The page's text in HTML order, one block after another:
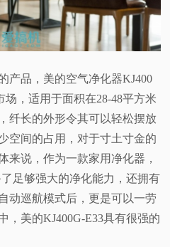
产品，美的空气净化器KJ400
场，适用于面积在28-48平方米
纤长的外形令其可以轻松摆放
空间的占用，对于寸土寸金的
来说，作为一款家用净化器，
足够强大的净化能力，还拥有
动巡航模式后，更是可以一劳
，美的KJ400G-E33具有很强的